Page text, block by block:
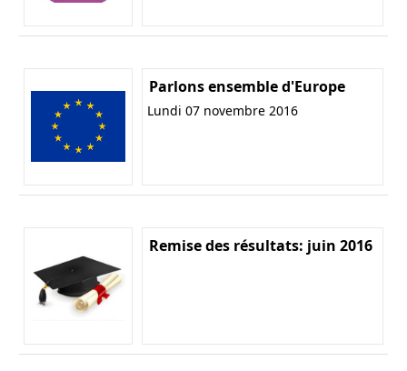
Parlons ensemble d'Europe
Lundi 07 novembre 2016
Remise des résultats: juin 2016